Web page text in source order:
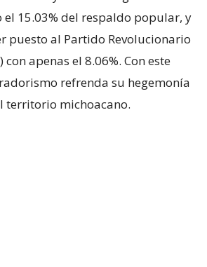
el 15.03% del respaldo popular, y
puesto al Partido Revolucionario
apenas el 8.06%. Con este
refrenda su hegemonía
territorio michoacano.